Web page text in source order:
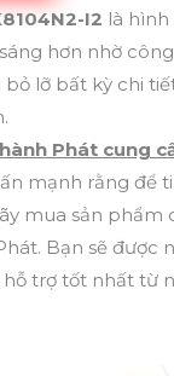
I2 là
hơn nhờ
bỏ lỡ bất kỳ chi
Phát cung
mạnh rằng để
mua sản phẩm
Bạn sẽ được
trợ tốt nhất từ